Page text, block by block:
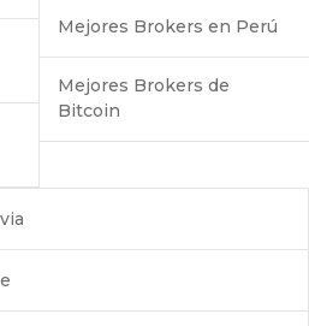
Mejores Brokers en Perú
Mejores Brokers de
Bitcoin